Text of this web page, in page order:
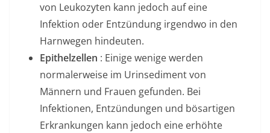
von Leukozyten kann jedoch auf eine
Infektion oder Entzündung irgendwo in den
Harnwegen hindeuten.
Epithelzellen : Einige wenige werden
normalerweise im Urinsediment von
Männern und Frauen gefunden. Bei
Infektionen, Entzündungen und bösartigen
Erkrankungen kann jedoch eine erhöhte